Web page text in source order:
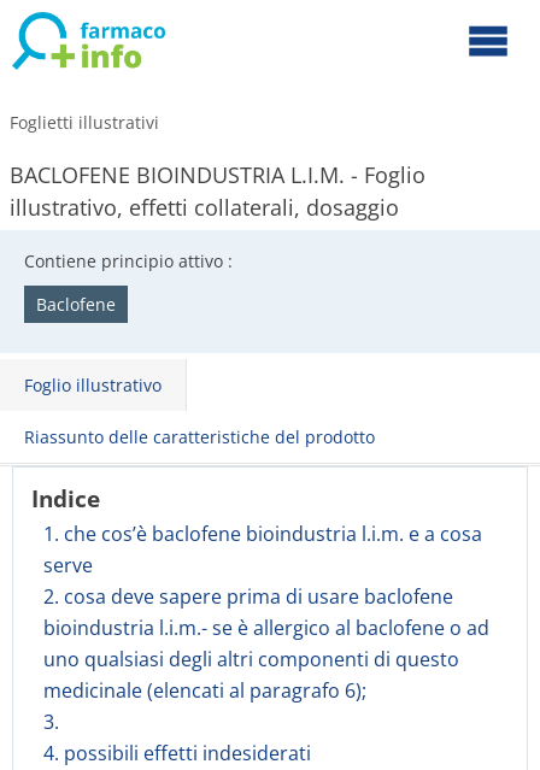
Foglietti illustrativi
BACLOFENE BIOINDUSTRIA L.I.M. - Foglio
illustrativo, effetti collaterali, dosaggio
Contiene principio attivo :
Baclofene
Foglio illustrativo
Riassunto delle caratteristiche del prodotto
Indice
1. che cos’è baclofene bioindustria l.i.m. e a cosa
serve
2. cosa deve sapere prima di usare baclofene
bioindustria l.i.m.- se è allergico al baclofene o ad
uno qualsiasi degli altri componenti di questo
medicinale (elencati al paragrafo 6);
3.
4. possibili effetti indesiderati